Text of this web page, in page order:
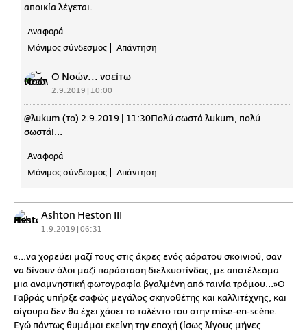
αποικία λέγεται.
Αναφορά
Μόνιμος σύνδεσμος
Απάντηση
Ο Νοών... νοείτω
2.9.2019 | 10:00
@λukum (το) 2.9.2019 | 11:30Πολύ σωστά λukum, πολύ
σωστά!...
Αναφορά
Μόνιμος σύνδεσμος
Απάντηση
Ashton Heston III
1.9.2019 | 06:31
«...να χορεύει μαζί τους στις άκρες ενός αόρατου σκοινιού, σαν
να δίνουν όλοι μαζί παράσταση διελκυστίνδας, με αποτέλεσμα
μια αναμνηστική φωτογραφία βγαλμένη από ταινία τρόμου...»Ο
Γαβράς υπήρξε σαφώς μεγάλος σκηνοθέτης και καλλιτέχνης, και
σίγουρα δεν θα έχει χάσει το ταλέντο του στην mise-en-scène.
Εγώ πάντως θυμάμαι εκείνη την εποχή (ίσως λίγους μήνες